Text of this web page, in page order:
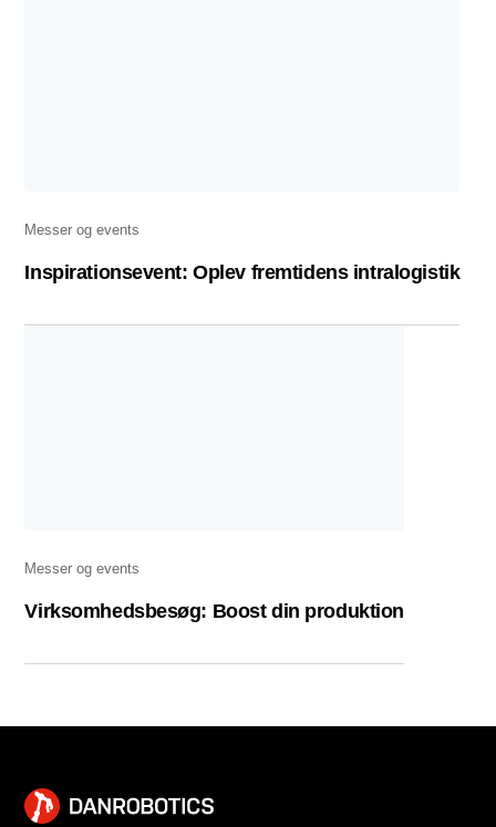
Messer og events
Inspirationsevent: Oplev fremtidens intralogistik
Messer og events
Virksomhedsbesøg: Boost din produktion